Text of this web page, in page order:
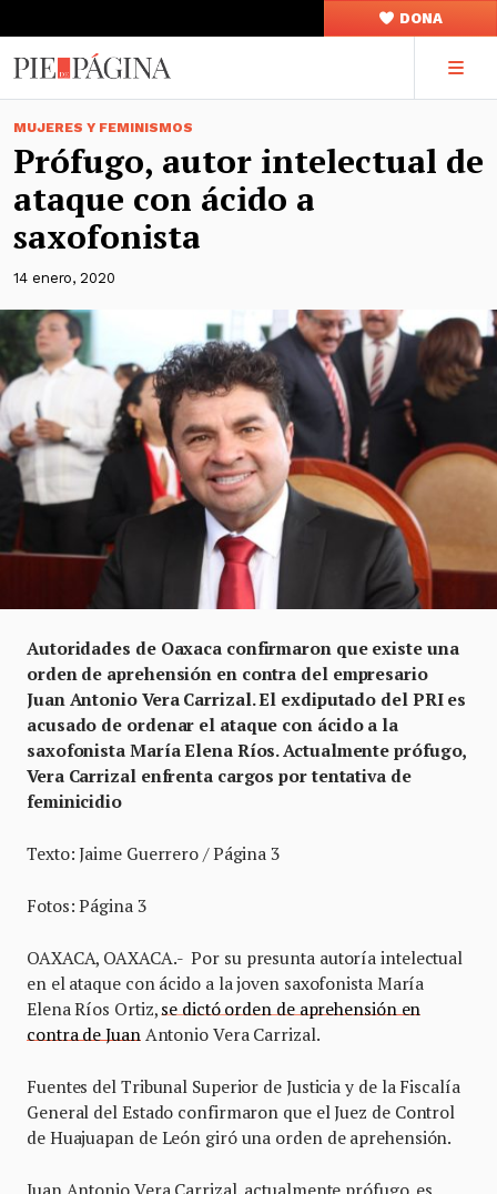
DONA
MUJERES Y FEMINISMOS
Prófugo, autor intelectual de
ataque con ácido a
saxofonista
14 enero, 2020
Autoridades de Oaxaca confirmaron que existe una
orden de aprehensión en contra del empresario
Juan Antonio Vera Carrizal. El exdiputado del PRI es
acusado de ordenar el ataque con ácido a la
saxofonista María Elena Ríos. Actualmente prófugo,
Vera Carrizal enfrenta cargos por tentativa de
feminicidio
Texto: Jaime Guerrero / Página 3
Fotos: Página 3
OAXACA, OAXACA.- Por su presunta autoría intelectual
en el ataque con ácido a la joven saxofonista María
Elena Ríos Ortiz,se dictó orden de aprehensión en
contra de JuanAntonio Vera Carrizal.
Fuentes del Tribunal Superior de Justicia y de la Fiscalía
General del Estado confirmaron que el Juez de Control
de Huajuapan de León giró una orden de aprehensión.